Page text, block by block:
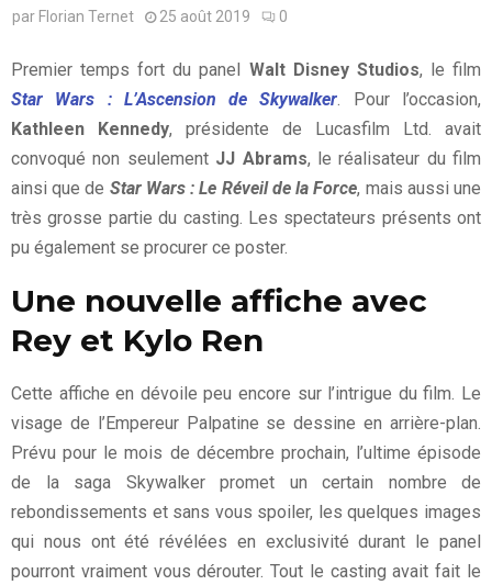
par Florian Ternet 25 août 2019 0
Premier temps fort du panel Walt Disney Studios, le film
Star Wars : L’Ascension de Skywalker . Pour l’occasion,
Kathleen Kennedy, présidente de Lucasfilm Ltd. avait
convoqué non seulement JJ Abrams, le réalisateur du film
ainsi que de Star Wars : Le Réveil de la Force, mais aussi une
très grosse partie du casting. Les spectateurs présents ont
pu également se procurer ce poster.
Une nouvelle affiche avec
Rey et Kylo Ren
Cette affiche en dévoile peu encore sur l’intrigue du film. Le
visage de l’Empereur Palpatine se dessine en arrière-plan.
Prévu pour le mois de décembre prochain, l’ultime épisode
de la saga Skywalker promet un certain nombre de
rebondissements et sans vous spoiler, les quelques images
qui nous ont été révélées en exclusivité durant le panel
pourront vraiment vous dérouter. Tout le casting avait fait le